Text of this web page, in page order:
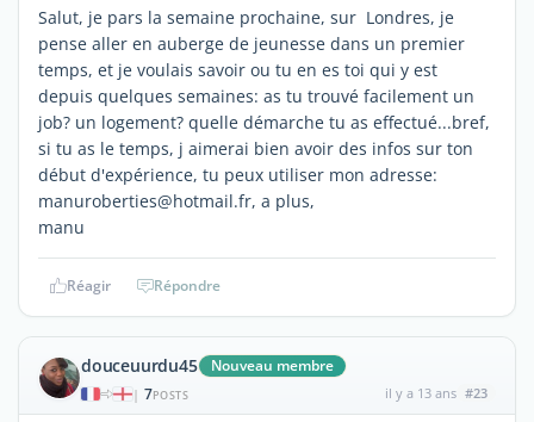
Salut, je pars la semaine prochaine, sur Londres, je
pense aller en auberge de jeunesse dans un premier
temps, et je voulais savoir ou tu en es toi qui y est
depuis quelques semaines: as tu trouvé facilement un
job? un logement? quelle démarche tu as effectué...bref,
si tu as le temps, j aimerai bien avoir des infos sur ton
début d'expérience, tu peux utiliser mon adresse:
manuroberties@hotmail.fr, a plus,
manu
Réagir Répondre
douceuurdu45 Nouveau membre
| 7POSTS il y a 13 ans #23